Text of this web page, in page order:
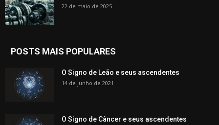
22 de maio de 2025
POSTS MAIS POPULARES
O Signo de Leão e seus ascendentes
14 de junho de 2021
O Signo de Câncer e seus ascendentes